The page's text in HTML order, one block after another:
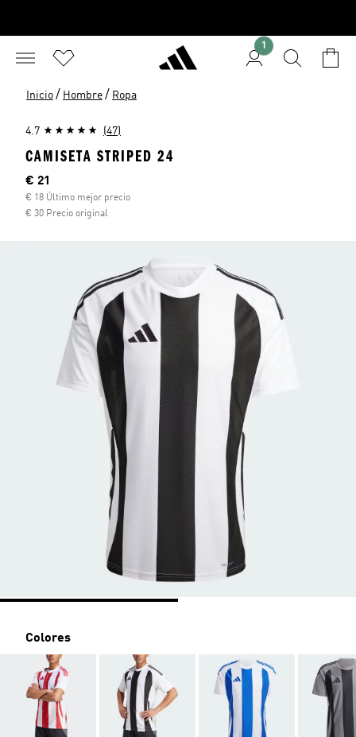
1
Inicio / Hombre / Ropa
4.7 (47)
CAMISETA STRIPED 24
Precio actual
€ 21
€ 18 Último mejor precio
€ 30 Precio original
Colores